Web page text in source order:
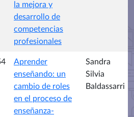
la mejora y
desarrollo de
competencias
profesionales
Aprender
enseñando: un
cambio de roles
en el proceso de
enseñanza-
Sandra
Silvia
Baldassarri